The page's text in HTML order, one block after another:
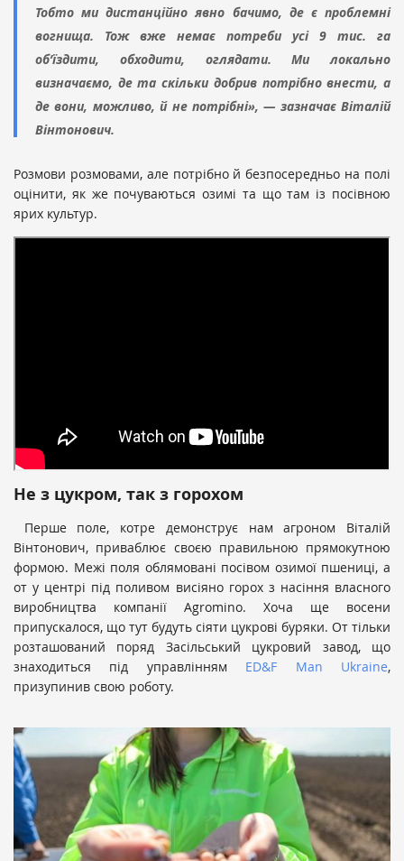
Тобто ми дистанційно явно бачимо, де є проблемні
вогнища. Тож вже немає потреби усі 9 тис. га
об’їздити, обходити, оглядати. Ми локально
визначаємо, де та скільки добрив потрібно внести, а
де вони, можливо, й не потрібні», — зазначає Віталій
Вінтонович.
Розмови розмовами, але потрібно й безпосередньо на полі
оцінити, як же почуваються озимі та що там із посівною
ярих культур.
Не з цукром, так з горохом
Перше поле, котре демонструє нам агроном Віталій
Вінтонович, приваблює своєю правильною прямокутною
формою. Межі поля облямовані посівом озимої пшениці, а
от у центрі під поливом висіяно горох з насіння власного
виробництва компанії Agromino. Хоча ще восени
припускалося, що тут будуть сіяти цукрові буряки. От тільки
розташований поряд Засільський цукровий завод, що
знаходиться під управлінням ED&F Man Ukraine,
призупинив свою роботу.